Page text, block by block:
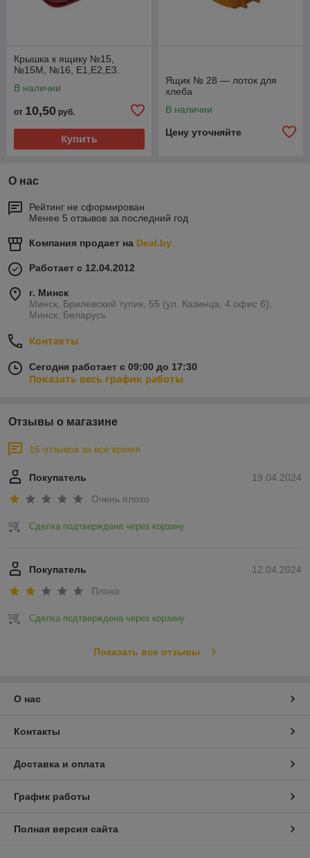
Крышка к ящику №15,
№15М, №16, Е1,Е2,Е3.
В наличии
от 10,50 руб.
Купить
Ящик № 28 — лоток для
хлеба
В наличии
Цену уточняйте
О нас
Рейтинг не сформирован
Менее 5 отзывов за последний год
Компания продает на Deal.by
Работает с 12.04.2012
г. Минск
Минск, Брилевский тупик, 55 (ул. Казинца, 4 офис 6),
Минск, Беларусь
Контакты
Сегодня работает с 09:00 до 17:30
Показать весь график работы
Отзывы о магазине
16 отзывов за всё время
19.04.2024
Покупатель
Очень плохо
Сделка подтверждена через корзину
12.04.2024
Покупатель
Плохо
Сделка подтверждена через корзину
Показать все отзывы
О нас
Контакты
Доставка и оплата
График работы
Полная версия сайта